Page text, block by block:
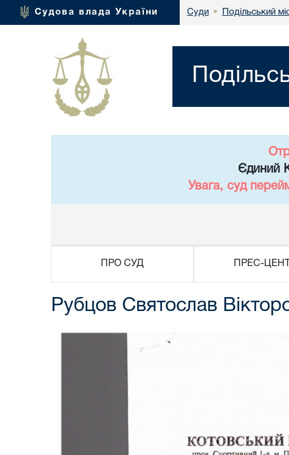
Судова влада України Суди • Подільський
Єдиний
Увага, суд
ПРО СУД ПРЕС-
Рубцов Святослав